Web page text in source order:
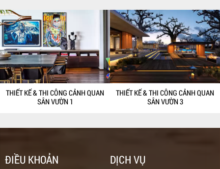
THIẾT KẾ & THI CÔNG CẢNH QUAN
SÂN VƯỜN 1
THIẾT KẾ & THI CÔNG CẢNH QUAN
SÂN VƯỜN 3
ĐIỀU KHOẢN DỊCH VỤ